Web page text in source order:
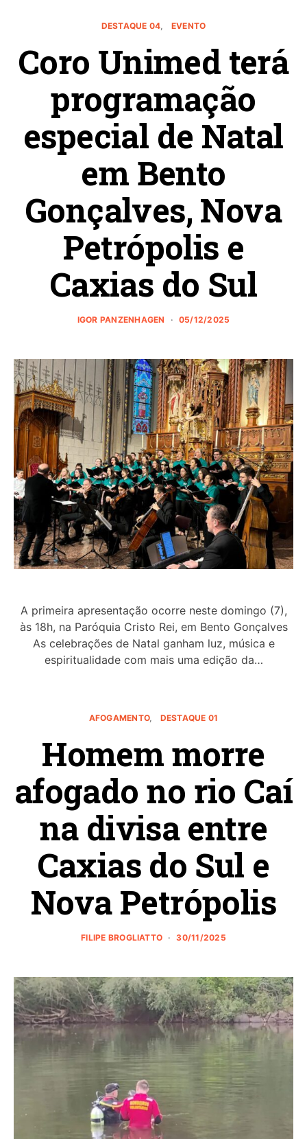
DESTAQUE 04 EVENTO
Coro Unimed terá
programação
especial de Natal
em Bento
Gonçalves, Nova
Petrópolis e
Caxias do Sul
IGOR PANZENHAGEN 05/12/2025
A primeira apresentação ocorre neste domingo (7),
às 18h, na Paróquia Cristo Rei, em Bento Gonçalves
As celebrações de Natal ganham luz, música e
espiritualidade com mais uma edição da…
AFOGAMENTO DESTAQUE 01
Homem morre
afogado no rio Caí
na divisa entre
Caxias do Sul e
Nova Petrópolis
FILIPE BROGLIATTO 30/11/2025